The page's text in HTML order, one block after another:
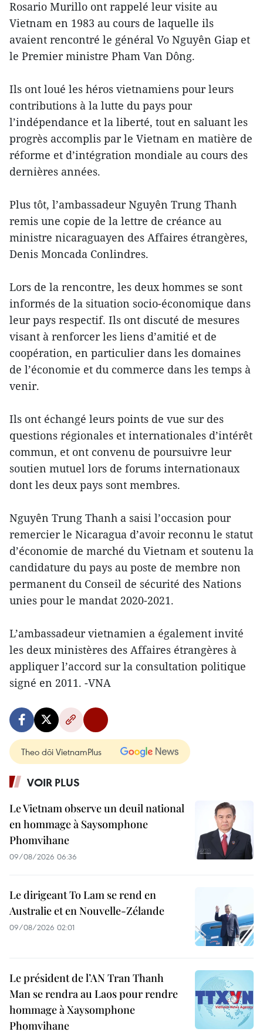
Rosario Murillo ont rappelé leur visite au
Vietnam en 1983 au cours de laquelle ils
avaient rencontré le général Vo Nguyên Giap et
le Premier ministre Pham Van Dông.
Ils ont loué les héros vietnamiens pour leurs
contributions à la lutte du pays pour
l’indépendance et la liberté, tout en saluant les
progrès accomplis par le Vietnam en matière de
réforme et d’intégration mondiale au cours des
dernières années.
Plus tôt, l’ambassadeur Nguyên Trung Thanh
remis une copie de la lettre de créance au
ministre nicaraguayen des Affaires étrangères,
Denis Moncada Conlindres.
Lors de la rencontre, les deux hommes se sont
informés de la situation socio-économique dans
leur pays respectif. Ils ont discuté de mesures
visant à renforcer les liens d’amitié et de
coopération, en particulier dans les domaines
de l’économie et du commerce dans les temps à
venir.
Ils ont échangé leurs points de vue sur des
questions régionales et internationales d’intérêt
commun, et ont convenu de poursuivre leur
soutien mutuel lors de forums internationaux
dont les deux pays sont membres.
Nguyên Trung Thanh a saisi l’occasion pour
remercier le Nicaragua d’avoir reconnu le statut
d’économie de marché du Vietnam et soutenu la
candidature du pays au poste de membre non
permanent du Conseil de sécurité des Nations
unies pour le mandat 2020-2021.
L’ambassadeur vietnamien a également invité
les deux ministères des Affaires étrangères à
appliquer l’accord sur la consultation politique
signé en 2011. -VNA
Theo dõi VietnamPlus
VOIR PLUS
Le Vietnam observe un deuil national
en hommage à Saysomphone
Phomvihane
09/08/2026 06:36
Le dirigeant To Lam se rend en
Australie et en Nouvelle-Zélande
09/08/2026 02:01
Le président de l’AN Tran Thanh
Man se rendra au Laos pour rendre
hommage à Xaysomphone
Phomvihane